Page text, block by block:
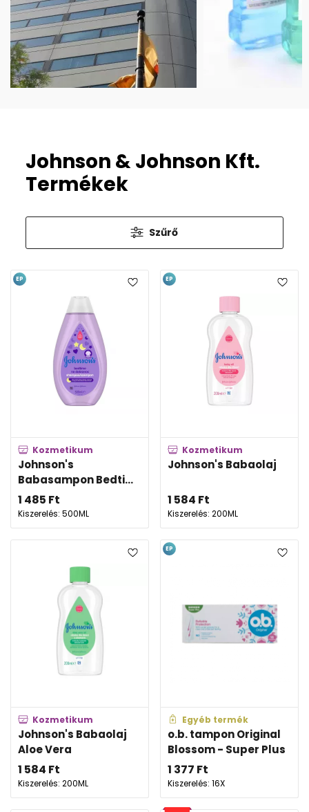
Johnson & Johnson Kft.
Termékek
Szűrő
Kozmetikum
Johnson's
Babasampon Bedti...
1 485 Ft
Kiszerelés: 500ML
EP
Kozmetikum
Johnson's Babaolaj
1 584 Ft
Kiszerelés: 200ML
EP
Kozmetikum
Johnson's Babaolaj
Aloe Vera
1 584 Ft
Kiszerelés: 200ML
Egyéb termék
o.b. tampon Original
Blossom - Super Plus
1 377 Ft
Kiszerelés: 16X
EP